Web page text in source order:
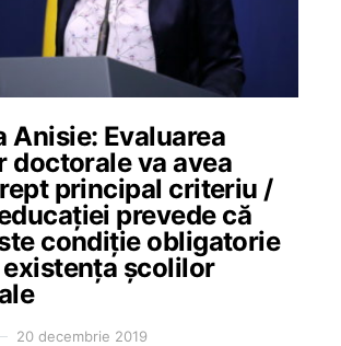
Anisie: Evaluarea
doctorale va avea
principal criteriu /
prevede că
condiție obligatorie
școlilor
20 decembrie 2019